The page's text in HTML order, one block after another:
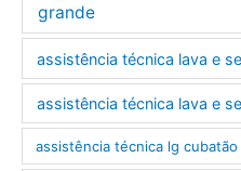
grande
assistência técnica lava e
assistência técnica lava e
assistência técnica lg cubatão